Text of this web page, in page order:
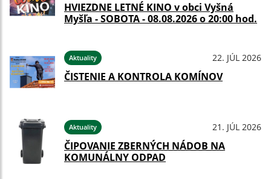
HVIEZDNE LETNÉ KINO v obci Vyšná
Myšľa - SOBOTA - 08.08.2026 o 20:00 hod.
Aktuality 22. JÚL 2026
ČISTENIE A KONTROLA KOMÍNOV
Aktuality 21. JÚL 2026
ČIPOVANIE ZBERNÝCH NÁDOB NA
KOMUNÁLNY ODPAD